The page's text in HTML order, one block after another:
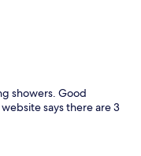
showers. Good
says there are 3